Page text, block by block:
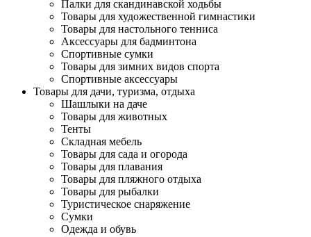
Палки для скандинавской ходьбы
Товары для художественной гимнастики
Товары для настольного тенниса
Аксессуары для бадминтона
Спортивные сумки
Товары для зимних видов спорта
Спортивные аксессуары
Товары для дачи, туризма, отдыха
Шашлыки на даче
Товары для животных
Тенты
Складная мебель
Товары для сада и огорода
Товары для плавания
Товары для пляжного отдыха
Товары для рыбалки
Туристическое снаряжение
Сумки
Одежда и обувь